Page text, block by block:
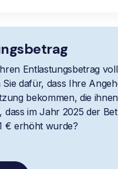
Entlastungsbetrag
dafür, dass Ihre
bekommen, die
dass im Jahr 2025 der
€ erhöht wurde?